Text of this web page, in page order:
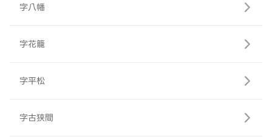
字八幡
字花籠
字平松
字古狭間